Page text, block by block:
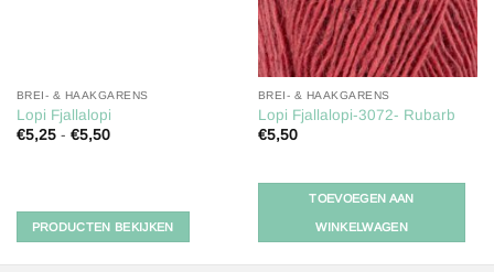
BREI- & HAAKGARENS
Lopi Fjallalopi
€5,25 - €5,50Prijsklasse:
PRODUCTEN BEKIJKEN
BREI- & HAAKGARENS
Lopi Fjallalopi-3072- Rubarb
€5,50
TOEVOEGEN AAN
WINKELWAGEN